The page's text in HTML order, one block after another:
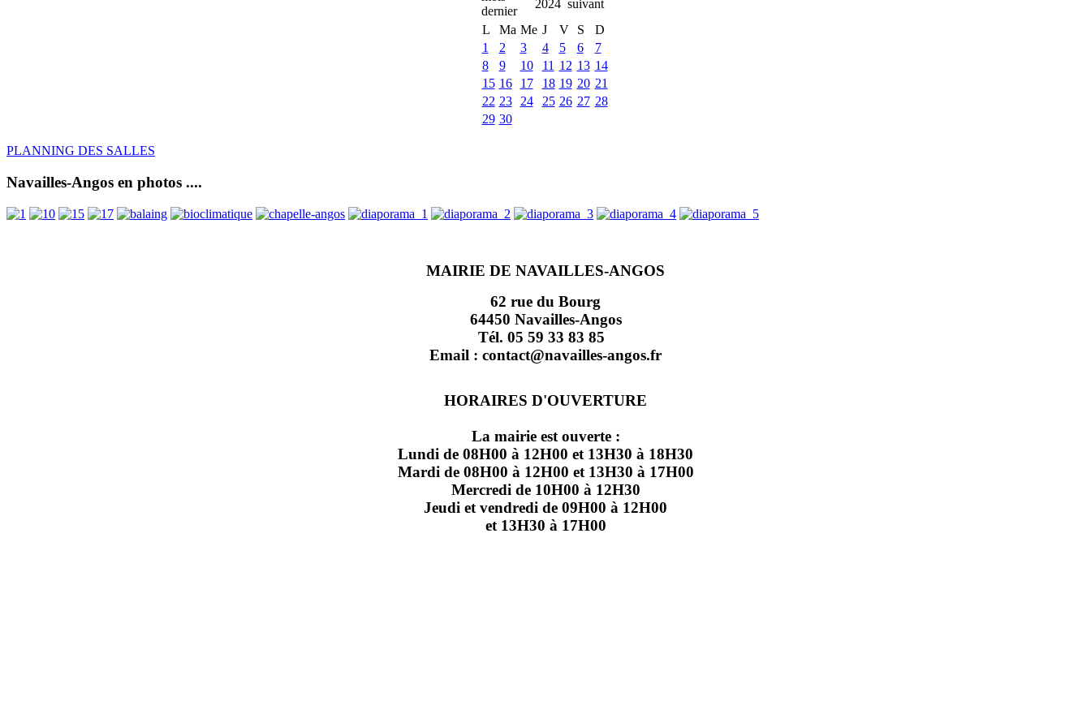
2024
L
Ma Me J V S
D
1
2 3 4 5 6
7
8
9 10 11 12 13 14
15 16 17 18 19 20 21
22 23 24 25 26 27 28
29 30
PLANNING DES SALLES
Navailles-Angos en photos ....
MAIRIE DE NAVAILLES-ANGOS
62 rue du Bourg
64450 Navailles-Angos
Tél. 05 59 33 83 85
Email : contact@navailles-angos.fr
HORAIRES D'OUVERTURE
La mairie est ouverte :
Lundi de 08H00 à 12H00 et 13H30 à 18H30
Mardi de 08H00 à 12H00 et 13H30 à 17H00
Mercredi de 10H00 à 12H30
Jeudi et vendredi de 09H00 à 12H00
et 13H30 à 17H00